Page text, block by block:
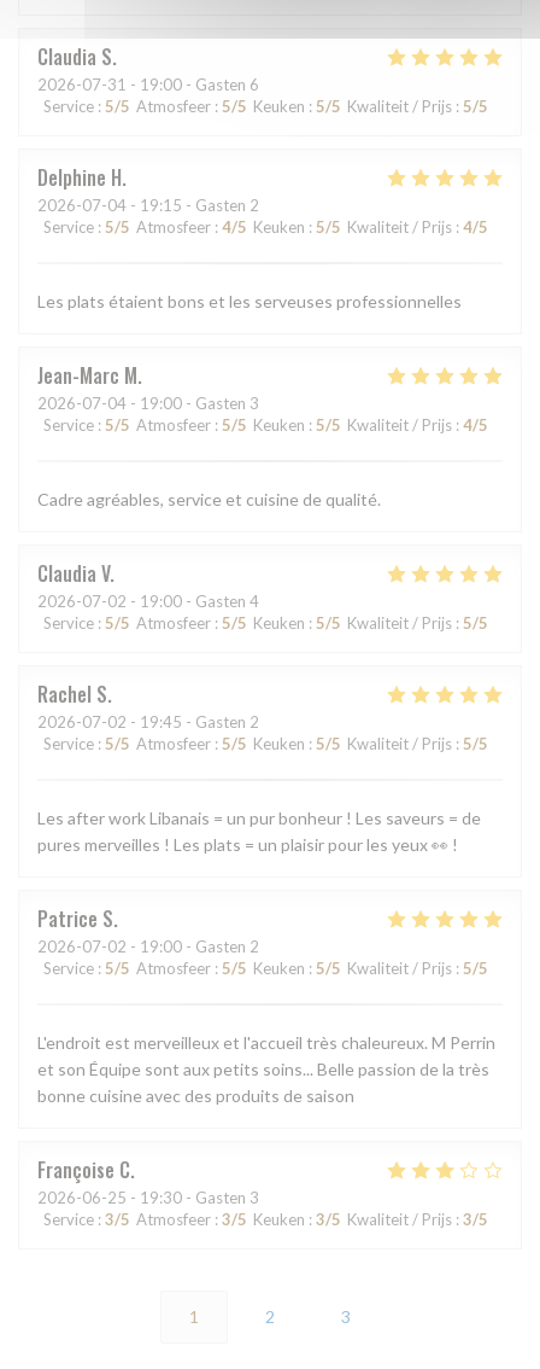
Claudia S
2026-07-31 - 19:00 - Gasten 6
Service : 5/5 Atmosfeer : 5/5 Keuken : 5/5 Kwaliteit / Prijs : 5/5
Delphine H
2026-07-04 - 19:15 - Gasten 2
Service : 5/5 Atmosfeer : 4/5 Keuken : 5/5 Kwaliteit / Prijs : 4/5
Les plats étaient bons et les serveuses professionnelles
Jean-Marc M
2026-07-04 - 19:00 - Gasten 3
Service : 5/5 Atmosfeer : 5/5 Keuken : 5/5 Kwaliteit / Prijs : 4/5
Cadre agréables, service et cuisine de qualité.
Claudia V
2026-07-02 - 19:00 - Gasten 4
Service : 5/5 Atmosfeer : 5/5 Keuken : 5/5 Kwaliteit / Prijs : 5/5
Rachel S
2026-07-02 - 19:45 - Gasten 2
Service : 5/5 Atmosfeer : 5/5 Keuken : 5/5 Kwaliteit / Prijs : 5/5
Les after work Libanais = un pur bonheur ! Les saveurs = de
pures merveilles ! Les plats = un plaisir pour les yeux 👀 !
Patrice S
2026-07-02 - 19:00 - Gasten 2
Service : 5/5 Atmosfeer : 5/5 Keuken : 5/5 Kwaliteit / Prijs : 5/5
L'endroit est merveilleux et l'accueil très chaleureux. M Perrin
et son Équipe sont aux petits soins... Belle passion de la très
bonne cuisine avec des produits de saison
Françoise C
2026-06-25 - 19:30 - Gasten 3
Service : 3/5 Atmosfeer : 3/5 Keuken : 3/5 Kwaliteit / Prijs : 3/5
1 2 3